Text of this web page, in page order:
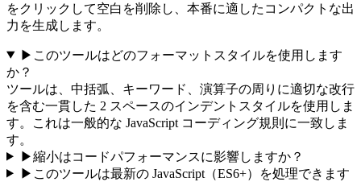
をクリックして空白を削除し、本番に適したコンパクトな出
力を生成します。
▶ このツールはどのフォーマットスタイルを使用します
か？
ツールは、中括弧、キーワード、演算子の周りに適切な改行
を含む一貫した 2 スペースのインデントスタイルを使用しま
す。これは一般的な JavaScript コーディング規則に一致しま
す。
▶縮小はコードパフォーマンスに影響しますか？
▶ このツールは最新の JavaScript（ES6+）を処理できます